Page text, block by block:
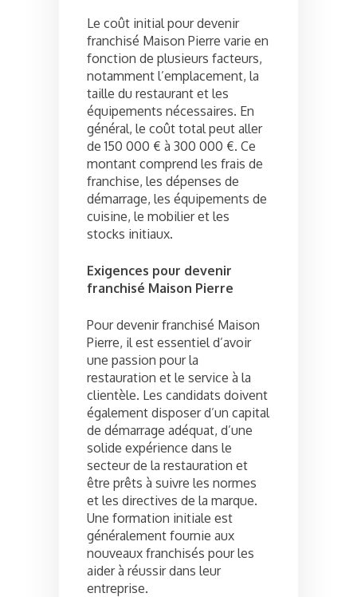
Le coût initial pour devenir
franchisé Maison Pierre varie en
fonction de plusieurs facteurs,
notamment l’emplacement, la
taille du restaurant et les
équipements nécessaires. En
général, le coût total peut aller
de 150 000 € à 300 000 €. Ce
montant comprend les frais de
franchise, les dépenses de
démarrage, les équipements de
cuisine, le mobilier et les
stocks initiaux.
Exigences pour devenir
franchisé Maison Pierre
Pour devenir franchisé Maison
Pierre, il est essentiel d’avoir
une passion pour la
restauration et le service à la
clientèle. Les candidats doivent
également disposer d’un capital
de démarrage adéquat, d’une
solide expérience dans le
secteur de la restauration et
être prêts à suivre les normes
et les directives de la marque.
Une formation initiale est
généralement fournie aux
nouveaux franchisés pour les
aider à réussir dans leur
entreprise.